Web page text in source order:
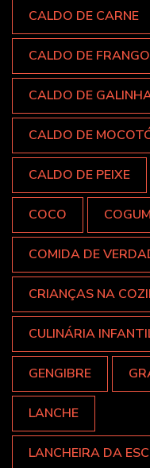
CALDO DE CARNE
CALDO DE
CALDO DE
CALDO DE
CALDO DE PEIXE
COCO
COMIDA DE
CRIANÇAS NA
CULINÁRIA
GENGIBRE
LANCHE
LANCHEIRA DA